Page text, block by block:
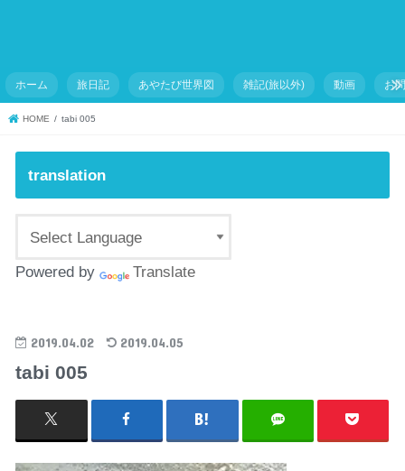
ホーム 旅日記 あやたび世界図 雑記(旅以外) 動画 お
HOME tabi 005
translation
Powered by Translate
2019.04.02 2019.04.05
tabi 005